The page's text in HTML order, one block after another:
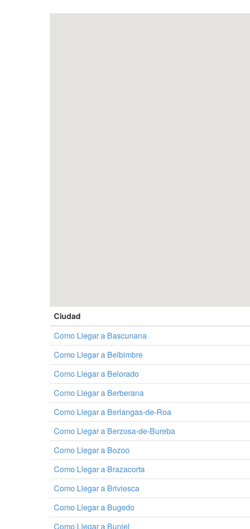
Ciudad
Como Llegar a Bascunana
Como Llegar a Belbimbre
Como Llegar a Belorado
Como Llegar a Berberana
Como Llegar a Berlangas-de-Roa
Como Llegar a Berzosa-de-Bureba
Como Llegar a Bozoo
Como Llegar a Brazacorta
Como Llegar a Briviesca
Como Llegar a Bugedo
Como Llegar a Buniel